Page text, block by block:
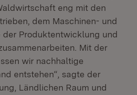
eng mit den
dem Maschinen- und
Produktentwicklung und
Mit der
wir nachhaltige
entstehen“, sagte der
Ländlichen Raum und